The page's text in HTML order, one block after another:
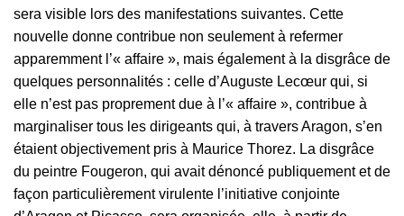
sera visible lors des manifestations suivantes. Cette
nouvelle donne contribue non seulement à refermer
apparemment l’« affaire », mais également à la disgrâce de
quelques personnalités : celle d’Auguste Lecœur qui, si
elle n’est pas proprement due à l’« affaire », contribue à
marginaliser tous les dirigeants qui, à travers Aragon, s’en
étaient objectivement pris à Maurice Thorez. La disgrâce
du peintre Fougeron, qui avait dénoncé publiquement et de
façon particulièrement virulente l’initiative conjointe